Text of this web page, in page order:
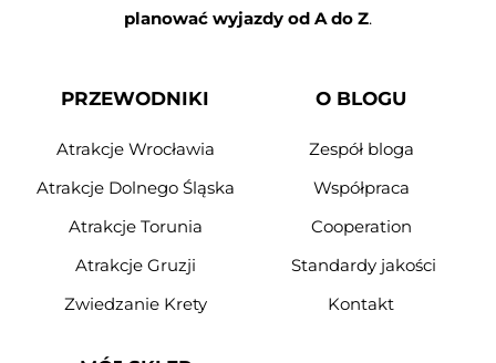
planować wyjazdy od A do Z.
PRZEWODNIKI
Atrakcje Wrocławia
Atrakcje Dolnego Śląska
Atrakcje Torunia
Atrakcje Gruzji
Zwiedzanie Krety
O BLOGU
Zespół bloga
Współpraca
Cooperation
Standardy jakości
Kontakt